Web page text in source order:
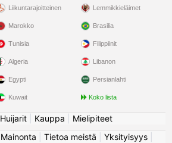
Liikuntarajoitteinen Lemmikkieläimet
Marokko
Tunisia
Algeria
Egypti
Kuwait
Brasilia
Filippiinit
Libanon
Persianlahti
Koko lista
Huijarit Kauppa
Mielipiteet
Mainonta Tietoa meistä Yksityisyys|